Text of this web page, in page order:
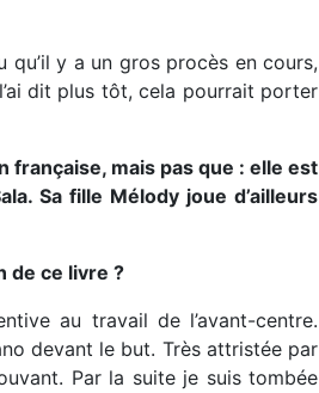
qu’il y a un gros procès en cours,
dit plus tôt, cela pourrait porter
mais pas que : elle est
Sa fille Mélody joue d’ailleurs
de ce livre ?
au travail de l’avant-centre.
devant le but. Très attristée par
Par la suite je suis tombée